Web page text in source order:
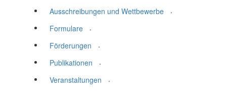
Ausschreibungen und Wettbewerbe
.
Formulare
.
Förderungen
.
Publikationen
.
Veranstaltungen
.